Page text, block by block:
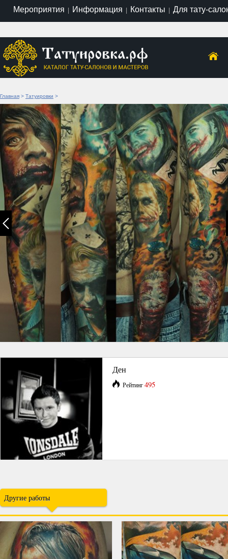
Мероприятия | Информация | Контакты | Для тату-
Главная > Татуировки >
Ден
Рейтинг495
Другие работы